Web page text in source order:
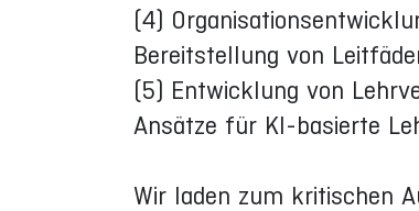
(4)
Bereitstellung von
(5) Entwicklung von
Ansätze für KI-basierte
Wir laden zum kritischen